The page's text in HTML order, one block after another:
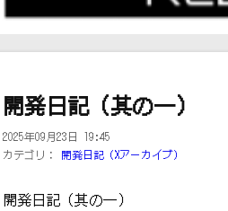
開発日記（其の一）
2025年09月23日 19:45
カテゴリ：
開発日記（Xアーカイブ）
開発日記（其の一）